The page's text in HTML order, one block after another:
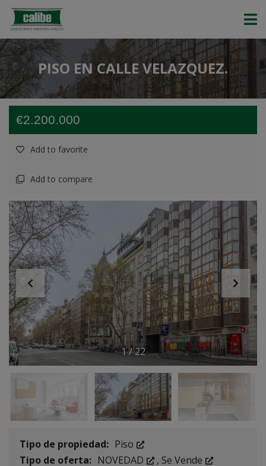
PISO EN CALLE VELAZQUEZ.
€2.200.000
Add to favorite
Add to compare
1/22
Tipo de propiedad: Piso
Tipo de oferta: NOVEDAD , Se Vende